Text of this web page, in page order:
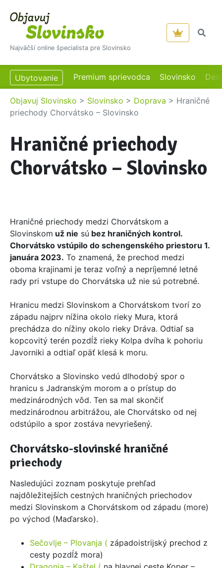
Najväčší online špecialista pre Slovinsko
Ubytovanie Premium sprievodca Slovinsko
Objavuj Slovinsko > Slovinsko > Doprava > Hraničné
priechody Chorvátsko – Slovinsko
Hraničné priechody
Chorvátsko – Slovinsko
Hraničné priechody medzi Chorvátskom a
Slovinskom už nie sú bez hraničných kontrol.
Chorvátsko vstúpilo do schengenského priestoru 1.
januára 2023. To znamená, že prechod medzi
oboma krajinami je teraz voľný a nepríjemné letné
rady pri vstupe do Chorvátska už nie sú potrebné.
Hranicu medzi Slovinskom a Chorvátskom tvorí zo
západu najprv nížina okolo rieky Mura, ktorá
prechádza do nížiny okolo rieky Dráva. Odtiaľ sa
kopcovitý terén pozdĺž rieky Kolpa dvíha k pohoriu
Javorniki a odtiaľ opäť klesá k moru.
Chorvátsko a Slovinsko vedú dlhodobý spor o
hranicu s Jadranským morom a o prístup do
medzinárodných vôd. Ten sa mal skončiť
medzinárodnou arbitrážou, ale Chorvátsko od nej
odstúpilo a spor zostáva nevyriešený.
Chorvátsko-slovinské hraničné
priechody
Nasledujúci zoznam poskytuje prehľad
najdôležitejších cestných hraničných priechodov
medzi Slovinskom a Chorvátskom od západu (more)
po východ (Maďarsko).
Sečovlje – Plovanja ( západoistrijský prechod z
cesty pozdĺž mora)